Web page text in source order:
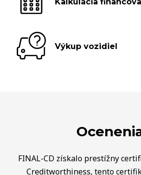
Výkup vozidiel
FINAL-CD získalo prestížny
Creditworthiness, tento